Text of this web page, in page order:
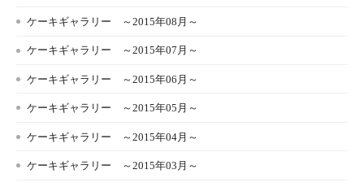
ケーキギャラリー ～2015年08月～
ケーキギャラリー ～2015年07月～
ケーキギャラリー ～2015年06月～
ケーキギャラリー ～2015年05月～
ケーキギャラリー ～2015年04月～
ケーキギャラリー ～2015年03月～